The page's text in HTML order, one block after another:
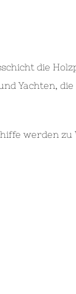
die
Yachten,
werden zu